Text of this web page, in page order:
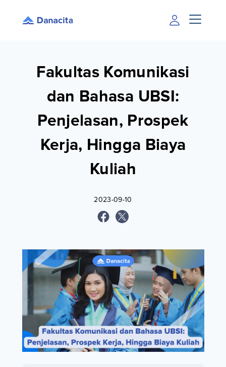
Fakultas Komunikasi
dan Bahasa UBSI:
Penjelasan, Prospek
Kerja, Hingga Biaya
Kuliah
2023-09-10